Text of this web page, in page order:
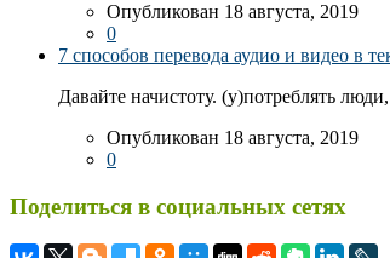
Опубликован 18 августа, 2019
0
7 способов перевода аудио и видео в
Давайте начистоту. (у)потреблять
Опубликован 18 августа, 2019
0
Поделиться в социальных сетях